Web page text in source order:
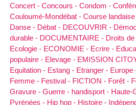
Concert - Concours - Condom -
Couloumé-Mondébat - Course
Danse - Débat - DECOUVRIR -
durable - DOCUMENTAIRE - Droits de
Ecologie - ECONOMIE - Ecrire -
populaire - Elevage - EMISSION
Equitation - Estang - Etranger - Europe
Femme - Festival - FICTION - Forêt -
Gravure - Guerre - handisport - Haute-
Pyrénées - Hip hop - Histoire -